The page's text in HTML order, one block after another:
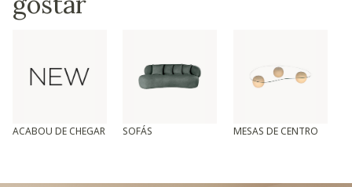
ACABOU DE CHEGAR SOFÁS MESAS DE CENTRO